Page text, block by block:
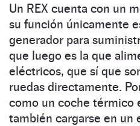
Un REX cuenta con un
su función únicamente
generador para
que luego es la que
eléctricos, que sí que
ruedas directamente.
como un coche térmico
también cargarse en un